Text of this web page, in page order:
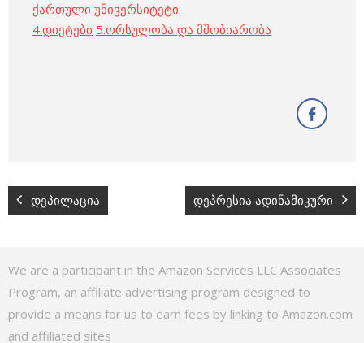
ქართული უნივერსიტეტი
4.დიეტები 5.ორსულობა და მშობიარობა
დეპილაცია დეპრესია ადინამიკური
We are a participant in the Amazon Services LLC Associates
Program, an affiliate advertising program designed to
provide a means for us to earn fees by linking to Amazon.com
and affiliated sites